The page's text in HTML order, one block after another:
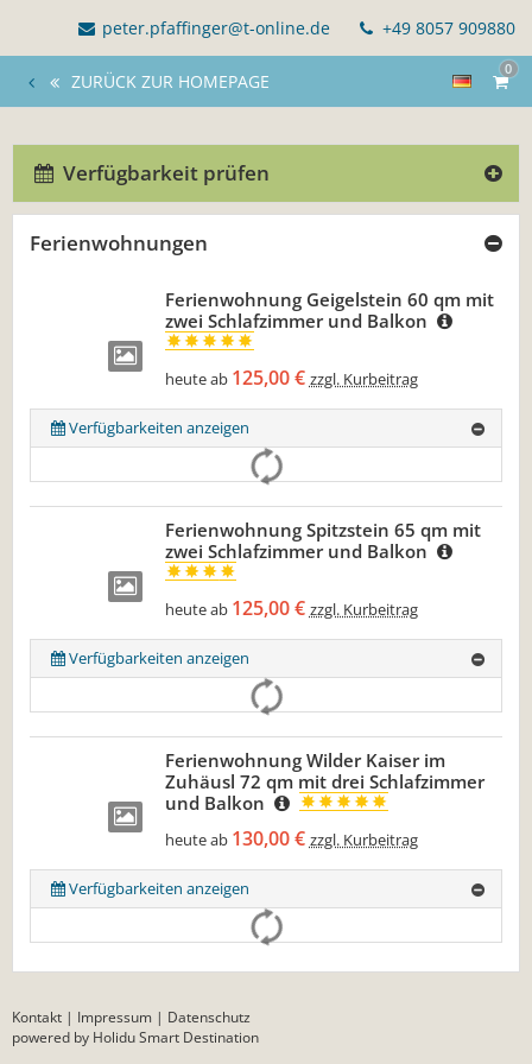
peter.pfaffinger@t-online.de +49 8057 909880
0
ZURÜCK ZUR HOMEPAGE
Verfügbarkeit prüfen
Ferienwohnungen
Ferienwohnung Geigelstein 60 qm mit
zwei Schlafzimmer und Balkon
heute ab 125,00 € zzgl. Kurbeitrag
Verfügbarkeiten anzeigen
Ferienwohnung Spitzstein 65 qm mit
zwei Schlafzimmer und Balkon
heute ab 125,00 € zzgl. Kurbeitrag
Verfügbarkeiten anzeigen
Ferienwohnung Wilder Kaiser im
Zuhäusl 72 qm mit drei Schlafzimmer
und Balkon
heute ab 130,00 € zzgl. Kurbeitrag
Verfügbarkeiten anzeigen
Kontakt | Impressum | Datenschutz
powered by Holidu Smart Destination